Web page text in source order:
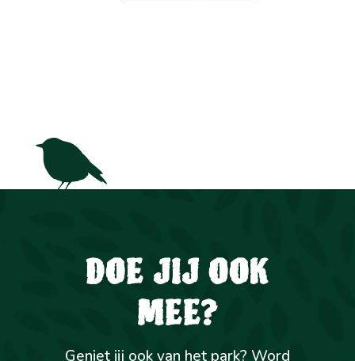
DOE JIJ OOK
MEE?
Geniet jij ook van het park? Word